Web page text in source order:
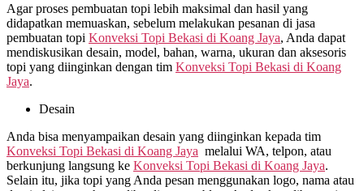
Agar proses pembuatan topi lebih maksimal dan hasil yang
didapatkan memuaskan, sebelum melakukan pesanan di jasa
pembuatan topi Konveksi Topi Bekasi di Koang Jaya, Anda dapat
mendiskusikan desain, model, bahan, warna, ukuran dan aksesoris
topi yang diinginkan dengan tim Konveksi Topi Bekasi di Koang
Jaya.
Desain
Anda bisa menyampaikan desain yang diinginkan kepada tim
Konveksi Topi Bekasi di Koang Jaya melalui WA, telpon, atau
berkunjung langsung ke Konveksi Topi Bekasi di Koang Jaya.
Selain itu, jika topi yang Anda pesan menggunakan logo, nama atau